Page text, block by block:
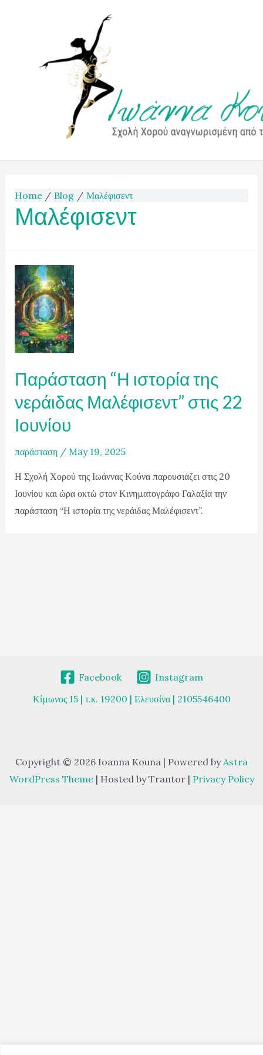
Home Blog Μαλέφισεντ
Μαλέφισεντ
Παράσταση “Η ιστορία της
νεράιδας Μαλέφισεντ” στις 22
Ιουνίου
παράσταση/ May 19, 2025
Η Σχολή Χορού της Ιωάννας Κούνα παρουσιάζει στις 20
Ιουνίου και ώρα οκτώ στον Κινηματογράφο Γαλαξία την
παράσταση “Η ιστορία της νεράιδας Μαλέφισεντ”.
Facebook
Instagram
Κίμωνος 15 | τ.κ. 19200 | Ελευσίνα | 2105546400
Copyright © 2026 Ioanna Kouna | Powered byAstra
WordPress Theme| Hosted by Trantor | Privacy Policy